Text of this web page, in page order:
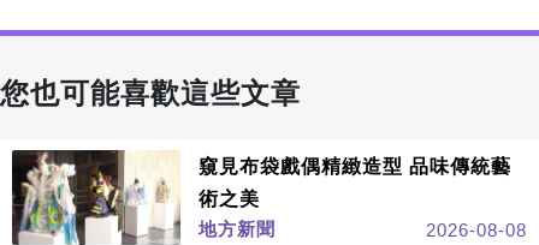
您也可能喜歡這些文章
窺見布袋戲偶精緻造型 品味傳統藝
術之美
地方新聞
2026-08-08